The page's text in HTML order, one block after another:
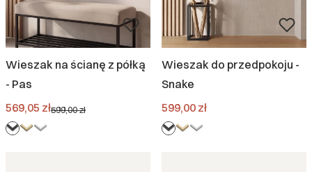
Wieszak na ścianę z półką
- Pas
Cena promocyjna
569,05 zł599,00 zł
Wieszak do przedpokoju -
Snake
Cena
599,00 zł